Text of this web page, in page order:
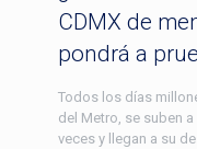
CDMX de
pondrá a
Todos los días
del Metro, se suben
veces y llegan a su